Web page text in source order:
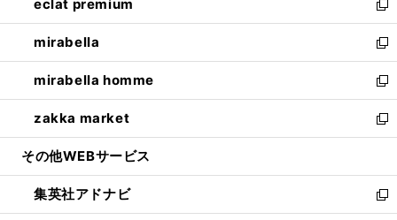
く
で
開
く
ド
ウ
で
開
く
ィ
ン
ド
ウ
で
開
く
い
ウ
ィ
ン
ド
ウ
で
開
eclat premium
新
し
い
ウ
ィ
ン
ド
ウ
開
く
mirabella
新
し
い
ウ
ィ
ン
ウ
で
開
mirabella homme
新
し
い
ウ
ン
ド
ウ
zakka market
新
し
ウ
ィ
ン
その他WEBサービス
集英社アドナビ
新
し